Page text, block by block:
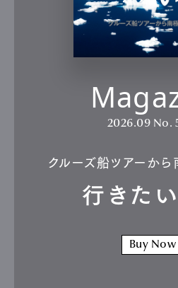
2026.09 No.
クルーズ船ツアーか
行きた
Buy Now